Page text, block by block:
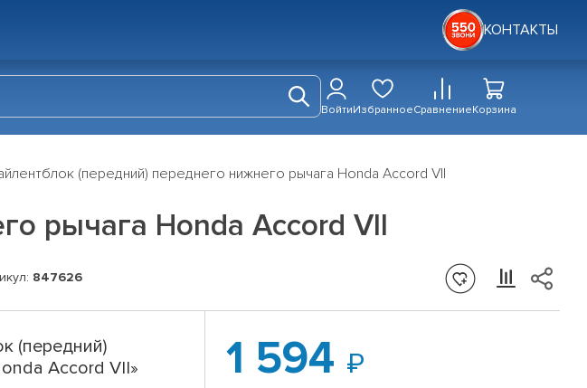
КОНТАКТЫ
ВойтиИзбранноеСравнениеКорзина
(передний) переднего нижнего рычага Honda Accord VII
рычага Honda Accord VII
847626
(передний)
Accord VII»
1 594